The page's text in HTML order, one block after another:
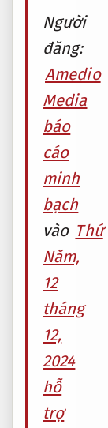
Người
đăng:
Amedio
Media
báo
cáo
minh
bạch
vào Thứ
Năm,
12
tháng
12,
2024
hỗ
trợ